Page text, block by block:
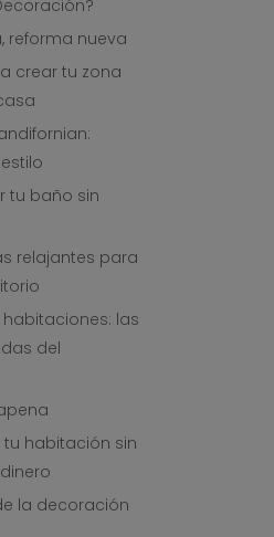
reforma nueva
crear tu zona
tu baño sin
relajantes para
las
del
habitación sin
la decoración